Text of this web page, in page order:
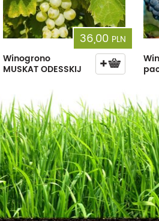
36,00 PLN
Winogrono
MUSKAT ODESSKIJ